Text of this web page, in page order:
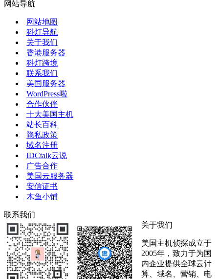
网站导航
网站地图
科灯导航
关于我们
香港服务器
科灯跨境
联系我们
美国服务器
WordPress啦
合作伙伴
十大美国主机
站长百科
隐私政策
域名注册
IDCtalk云说
广告合作
美国云服务器
安信证书
木鱼小铺
联系我们
关于我们
美国主机侦探成立于
2005年，致力于为国
内企业提供全球云计
算、域名、营销、电